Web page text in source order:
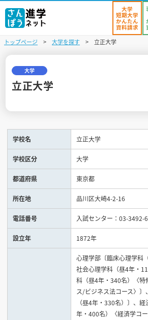
進学イベント
入試・受験入門
お役立ち情報
見学会WEB手引書
校内オンラインガイダンス
アンケートフォーム（学校用）
大学
短期大学
かんたん
資料請求
トップページ 大学を探す 立正大学
大学
立正大学
学校名 立正大学
学校区分 大学
都道府県 東京都
所在地 品川区大崎4-2-16
電話番号 入試センター：03-3492-
設立年 1872年
心理学部〔臨床心理学科
社会心理学科（昼4年・
科（昼4年・340名）〈特
ス/ビジネス法コース〉
（昼4年・330名）〕、
年・400名）〈経済学コ